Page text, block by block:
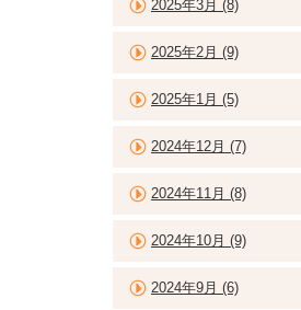
2025年3月 (8)
2025年2月 (9)
2025年1月 (5)
2024年12月 (7)
2024年11月 (8)
2024年10月 (9)
2024年9月 (6)